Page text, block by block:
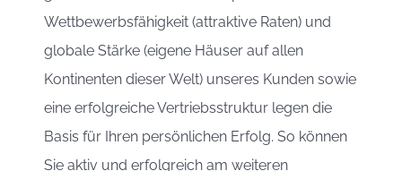
Wettbewerbsfähigkeit (attraktive Raten) und
globale Stärke (eigene Häuser auf allen
Kontinenten dieser Welt) unseres Kunden sowie
eine erfolgreiche Vertriebsstruktur legen die
Basis für Ihren persönlichen Erfolg. So können
Sie aktiv und erfolgreich am weiteren